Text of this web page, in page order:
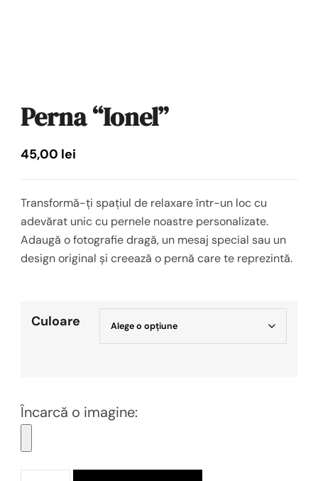
Perna “Ionel”
45,00 lei
Transformă-ți spațiul de relaxare într-un loc cu
adevărat unic cu pernele noastre personalizate.
Adaugă o fotografie dragă, un mesaj special sau un
design original și creează o pernă care te reprezintă.
Culoare
Încarcă o imagine: